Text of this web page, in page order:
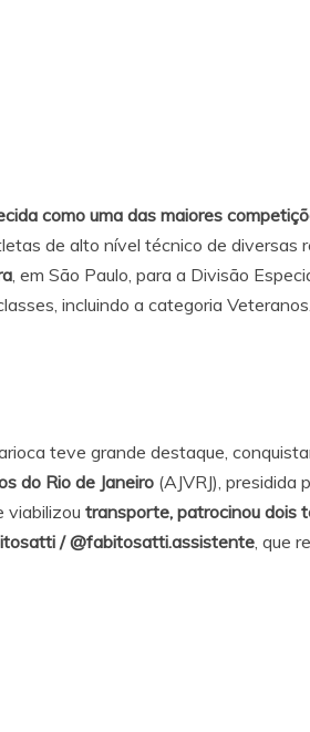
como uma das maiores
de alto nível técnico de diversas
, em São Paulo, para a Divisão
incluindo a categoria Veteranos.
teve grande destaque,
do Rio de Janeiro (AJVRJ), presidida
viabilizou transporte, patrocinou dois
/@fabitosatti.assistente, que